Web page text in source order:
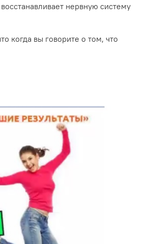
нервную систему
когда вы говорите о том, что